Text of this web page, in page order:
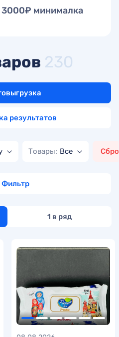
3000₽ минималка
230
результатов
Товары: Все
Фильтр
1 в ряд